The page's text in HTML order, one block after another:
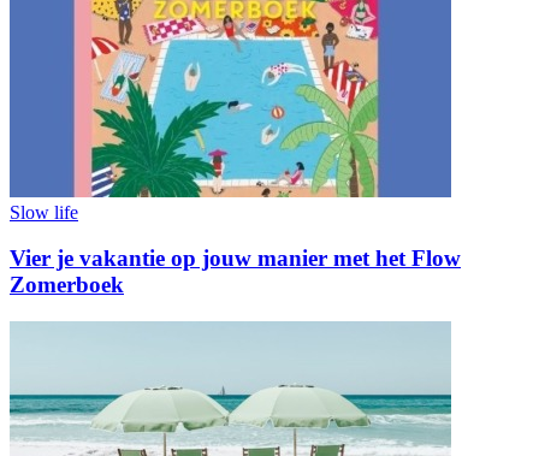
Slow life
Vier je vakantie op jouw manier met het Flow
Zomerboek